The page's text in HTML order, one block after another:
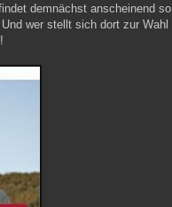
demnächst anscheinend so
wer stellt sich dort zur Wahl